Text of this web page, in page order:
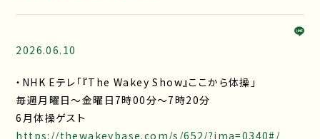
2026.06.10
・NHK Eテレ「『The Wakey Show』ここから体操」
毎週月曜日～金曜日7時00分～7時20分
6月体操ゲスト
https://thewakeybase.com/s/652/?ima=0340#/